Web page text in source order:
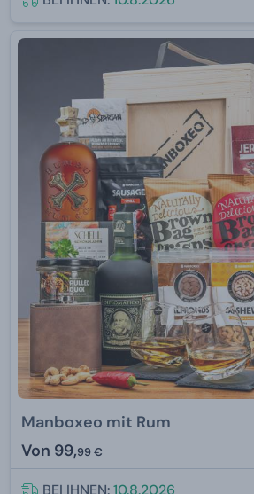
Manboxeo mit Rum
Von 99,99 €
BEI IHNEN:10.8.2026